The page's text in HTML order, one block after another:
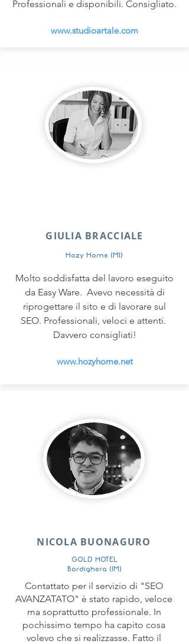
Professionali e disponibili. Consigliato.
www.studioartale.com
GIULIA BRACCIALE
Hozy Home (MI)
Molto soddisfatta del lavoro eseguito
da Easy Ware. Avevo necessità di
riprogettare il sito e di lavorare sul
SEO. Professionali, veloci e attenti.
Davvero consigliati!
www.hozyhome.net
NICOLA BUONAGURO
GOLD HOTEL
Bordighera (IM)
Contattato per il servizio di "SEO
AVANZATATO" è stato rapido, veloce
ma soprattutto professionale. In
pochissimo tempo ha capito cosa
volevo che si realizzasse. Fatto il